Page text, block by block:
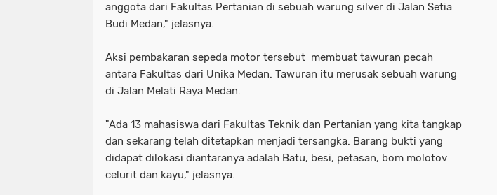
anggota dari Fakultas Pertanian di sebuah warung silver di Jalan Setia
Budi Medan," jelasnya.
Aksi pembakaran sepeda motor tersebut membuat tawuran pecah
antara Fakultas dari Unika Medan. Tawuran itu merusak sebuah warung
di Jalan Melati Raya Medan.
"Ada 13 mahasiswa dari Fakultas Teknik dan Pertanian yang kita tangkap
dan sekarang telah ditetapkan menjadi tersangka. Barang bukti yang
didapat dilokasi diantaranya adalah Batu, besi, petasan, bom molotov
celurit dan kayu," jelasnya.